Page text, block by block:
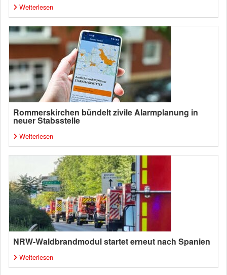
Weiterlesen
Rommerskirchen bündelt zivile Alarmplanung in
neuer Stabsstelle
Weiterlesen
NRW-Waldbrandmodul startet erneut nach Spanien
Weiterlesen